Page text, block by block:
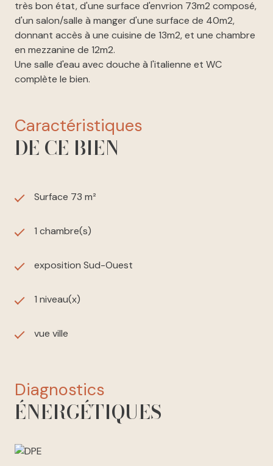
très bon état, d'une surface d'envrion 73m2 composé,
d'un salon/salle à manger d'une surface de 40m2,
donnant accès à une cuisine de 13m2, et une chambre
en mezzanine de 12m2.
Une salle d'eau avec douche à l'italienne et WC
complète le bien.
caractéristiques
DE CE BIEN
Surface 73 m²
1 chambre(s)
exposition Sud-Ouest
1 niveau(x)
vue ville
diagnostics
ÉNERGÉTIQUES